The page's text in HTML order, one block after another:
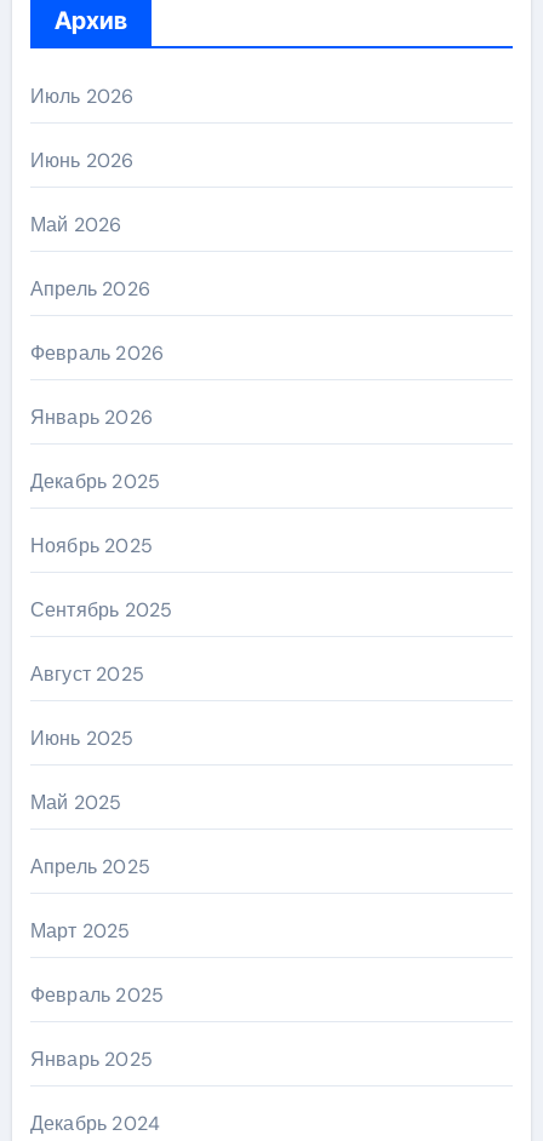
Архив
Июль 2026
Июнь 2026
Май 2026
Апрель 2026
Февраль 2026
Январь 2026
Декабрь 2025
Ноябрь 2025
Сентябрь 2025
Август 2025
Июнь 2025
Май 2025
Апрель 2025
Март 2025
Февраль 2025
Январь 2025
Декабрь 2024